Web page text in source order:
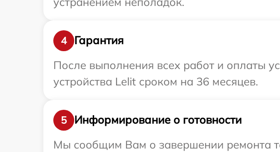
4
Гарантия
После выполнения всех работ и оплаты
устройства Lelit сроком на 36 месяцев.
5
Информирование о готовности
Мы сообщим Вам о завершении ремонта